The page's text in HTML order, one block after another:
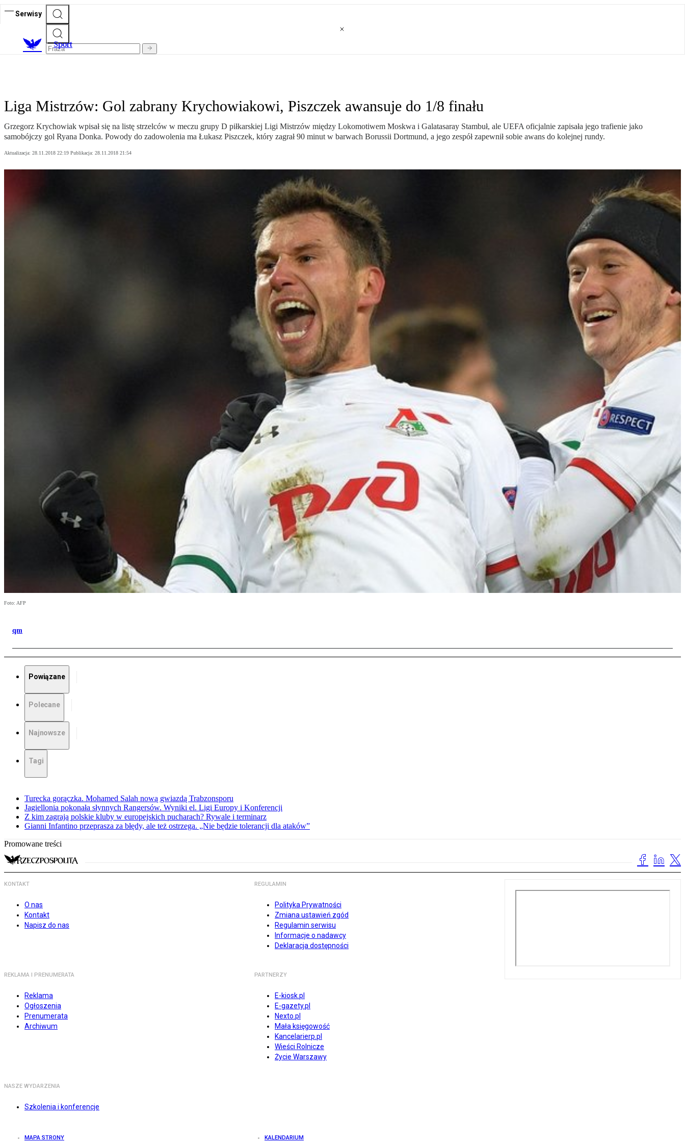
Serwisy
Sport
Liga Mistrzów: Gol zabrany Krychowiakowi, Piszczek awansuje do 1/8 finału
Grzegorz Krychowiak wpisał się na listę strzelców w meczu grupy D piłkarskiej Ligi Mistrzów między Lokomotiwem Moskwa i Galatasaray Stambuł, ale UEFA oficjalnie zapisała jego trafienie jako
samobójczy gol Ryana Donka. Powody do zadowolenia ma Łukasz Piszczek, który zagrał 90 minut w barwach Borussii Dortmund, a jego zespół zapewnił sobie awans do kolejnej rundy.
Aktualizacja: 28.11.2018 22:19 Publikacja: 28.11.2018 21:54
Foto: AFP
qm
Powiązane
Polecane
Najnowsze
Tagi
Turecka gorączka. Mohamed Salah nową gwiazdą Trabzonsporu
Jagiellonia pokonała słynnych Rangersów. Wyniki el. Ligi Europy i Konferencji
Z kim zagrają polskie kluby w europejskich pucharach? Rywale i terminarz
Gianni Infantino przeprasza za błędy, ale też ostrzega. „Nie będzie tolerancji dla ataków”
Promowane treści
KONTAKT
O nas
Kontakt
Napisz do nas
REGULAMIN
Polityka Prywatności
Zmiana ustawień zgód
Regulamin serwisu
Informacje o nadawcy
Deklaracja dostępności
REKLAMA I PRENUMERATA
Reklama
Ogłoszenia
Prenumerata
Archiwum
PARTNERZY
E-kiosk.pl
E-gazety.pl
Nexto.pl
Mała księgowość
Kancelarierp.pl
Wieści Rolnicze
Życie Warszawy
NASZE WYDARZENIA
Szkolenia i konferencje
MAPA STRONY KALENDARIUM